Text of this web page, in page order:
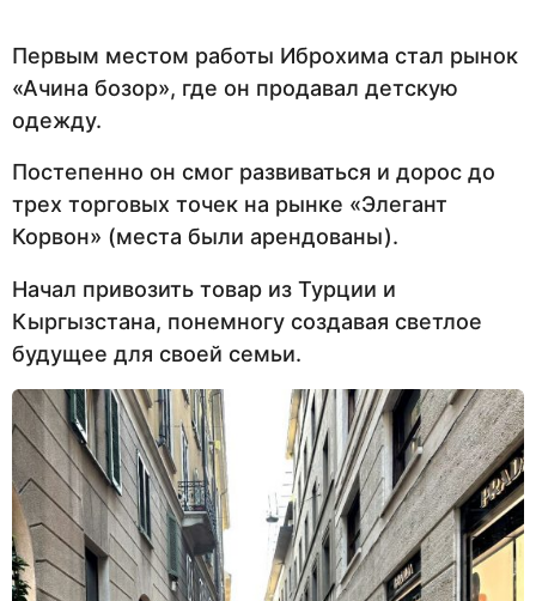
Первым местом работы Иброхима стал рынок
«Ачина бозор», где он продавал детскую
одежду.
Постепенно он смог развиваться и дорос до
трех торговых точек на рынке «Элегант
Корвон» (места были арендованы).
Начал привозить товар из Турции и
Кыргызстана, понемногу создавая светлое
будущее для своей семьи.